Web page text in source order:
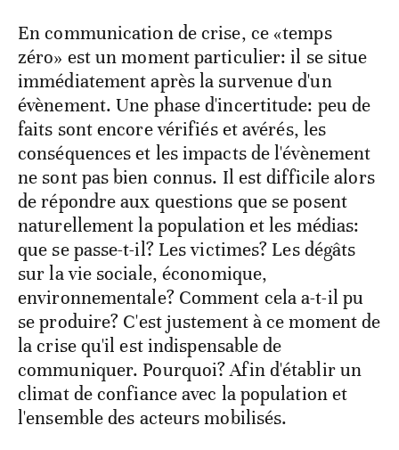
En communication de crise, ce «temps
zéro» est un moment particulier: il se situe
immédiatement après la survenue d'un
évènement. Une phase d'incertitude: peu de
faits sont encore vérifiés et avérés, les
conséquences et les impacts de l'évènement
ne sont pas bien connus. Il est difficile alors
de répondre aux questions que se posent
naturellement la population et les médias:
que se passe-t-il? Les victimes? Les dégâts
sur la vie sociale, économique,
environnementale? Comment cela a-t-il pu
se produire? C'est justement à ce moment de
la crise qu'il est indispensable de
communiquer. Pourquoi? Afin d'établir un
climat de confiance avec la population et
l'ensemble des acteurs mobilisés.